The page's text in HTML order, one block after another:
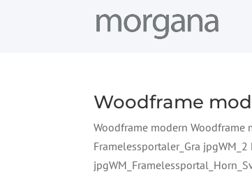
Woodframe
Woodframe modern Woodframe
Framelessportaler_Gra